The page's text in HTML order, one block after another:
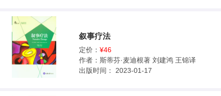
叙事疗法
定价： ¥46
作者： 斯蒂芬·麦迪根著 刘建鸿 王锦译
出版时间：
2023-01-17